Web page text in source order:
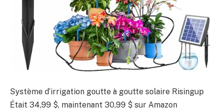
Système d’irrigation goutte à goutte solaire Risingup
Était 34,99 $, maintenant 30,99 $ sur Amazon